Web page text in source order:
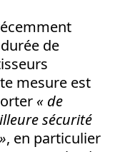
de
mesure est
« de
sécurité
, en particulier